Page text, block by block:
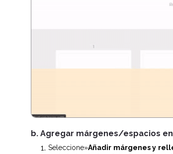
b. Agregar márgenes/espacios
Seleccione»Añadir márgenes y